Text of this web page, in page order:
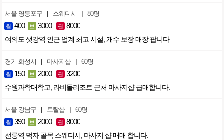
서울 영등포구 | 스웨디시 | 80평
월 400 보 3000 권 8000
여의도 샛강역 인근 업계 최고 시설, 개수 보장 매장 팝니다
경기 화성시 | 마사지샵 | 60평
월 150 보 2000 권 3200
수원과학대학교, 라비돌리조트 근처 마사지샵 급매합니다.
서울 강남구 | 토탈샵 | 60평
월 390 보 2000 권 8000
선릉역 먹자 골목 스웨디시, 마사지 샵 매매 합니다.